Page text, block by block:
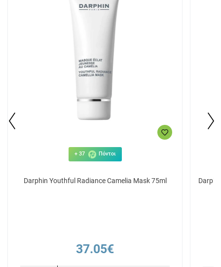
+ 37 Πόντοι
Darphin Youthful Radiance Camelia Mask 75ml
37.05€